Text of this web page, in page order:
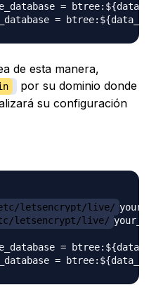
=
de esta manera,
por su dominio donde
su configuración
letsencrypt/live/
letsencrypt/live/
=